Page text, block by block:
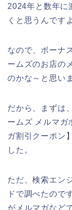
2024年と数年に
くと思うんです
なので、ボーナ
ームズのお店の
のかな～と思い
だから、まずは
ームズ メルマガ
ガ割引クーポン
した。
ただ、検索エン
ドで調べたので
がメルマガなど